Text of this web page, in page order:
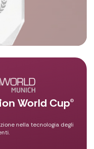
World Cup®
nella tecnologia degli